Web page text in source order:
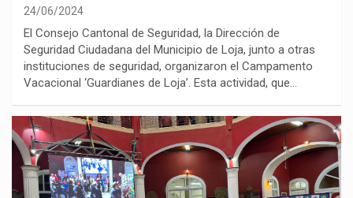
24/06/2024
El Consejo Cantonal de Seguridad, la Dirección de
Seguridad Ciudadana del Municipio de Loja, junto a otras
instituciones de seguridad, organizaron el Campamento
Vacacional ‘Guardianes de Loja’. Esta actividad, que…